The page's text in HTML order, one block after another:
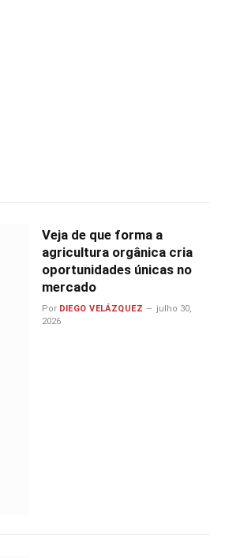
Veja de que forma a
agricultura orgânica cria
oportunidades únicas no
mercado
Por DIEGO VELÁZQUEZ
julho 30,
2026